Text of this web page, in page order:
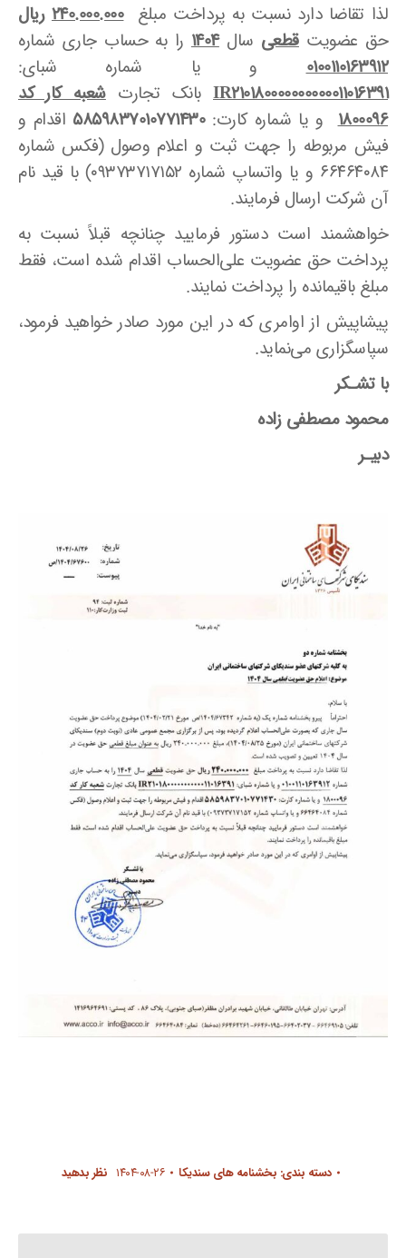
لذا تقاضا دارد نسبت به پرداخت مبلغ240.000.000 ریال
حق عضویتقطعی سال1404 را به حساب جاری شماره
0100110163912و یا شماره شبای:
IR210180000000000011016391 بانک تجارتشعبه کار کد
1800096و یا شماره کارت:5859837010771430 اقدام و
فیش مربوطه را جهت ثبت و اعلام وصول (فکس شماره
۶۶۴۶۴۰۸۴ و یا واتساپ شماره ۰۹۳۷۳۷۱۷۱۵۲) با قید نام
آن شرکت ارسال فرمایند.
خواهشمند است دستور فرمایید چنانچه قبلاً نسبت به
پرداخت حق عضویت علی‌الحساب اقدام شده است، فقط
مبلغ باقیمانده را پرداخت نمایند.
پیشاپیش از اوامری که در این مورد صادر خواهید فرمود،
سپاسگزاری می‌نماید.
با تشـکر
محمود مصطفی زاده
دبیـر
دسته بندی: بخشنامه های سندیکا ۱۴۰۴-۰۸-۲۶ نظر بدهید